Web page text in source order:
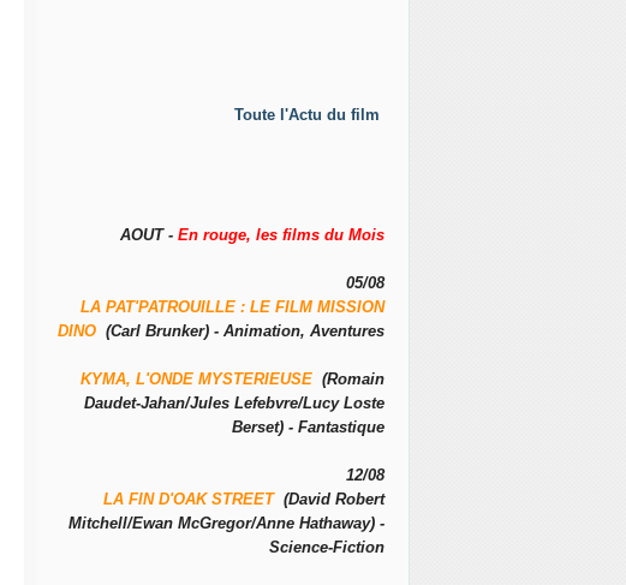
Toute l'Actu du film
AOUT - En rouge, les films du Mois
05/08
LA PAT'PATROUILLE : LE FILM MISSION
DINO (Carl Brunker) - Animation, Aventures
KYMA, L'ONDE MYSTERIEUSE (Romain
Daudet-Jahan/Jules Lefebvre/Lucy Loste
Berset) - Fantastique
12/08
LA FIN D'OAK STREET(David Robert
Mitchell/Ewan McGregor/Anne Hathaway) -
Science-Fiction